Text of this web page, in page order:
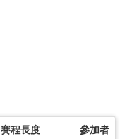
賽程長度 參加者